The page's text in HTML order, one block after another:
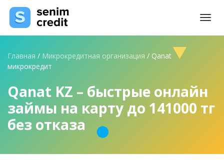
Главная / Микрокредитная организация / Qanat
микрокредит
Qanat KZ – быстрые онлайн
займы на карту до 141000 тг
без отказа